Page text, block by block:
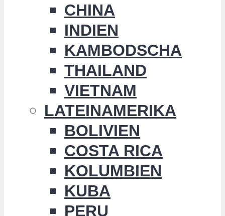
CHINA
INDIEN
KAMBODSCHA
THAILAND
VIETNAM
LATEINAMERIKA
BOLIVIEN
COSTA RICA
KOLUMBIEN
KUBA
PERU